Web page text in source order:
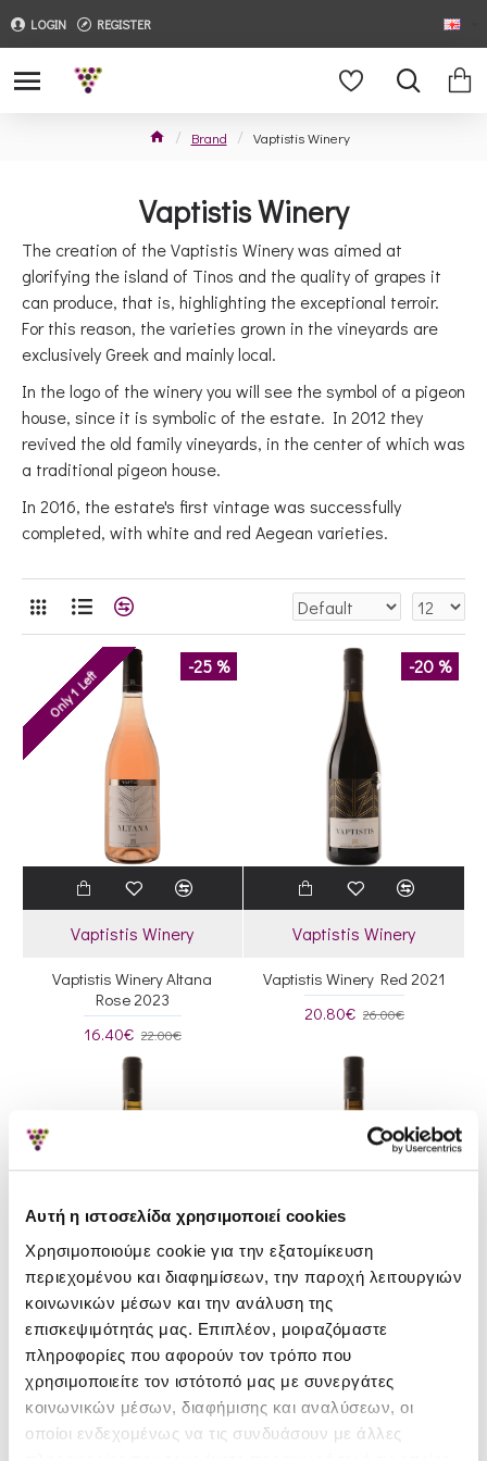
Αυτή η ιστοσελίδα χρησιμοποιεί cookies
Χρησιμοποιούμε cookie για την εξατομίκευση
περιεχομένου και διαφημίσεων, την παροχή λειτουργιών
κοινωνικών μέσων και την ανάλυση της
επισκεψιμότητάς μας. Επιπλέον, μοιραζόμαστε
πληροφορίες που αφορούν τον τρόπο που
χρησιμοποιείτε τον ιστότοπό μας με συνεργάτες
κοινωνικών μέσων, διαφήμισης και αναλύσεων, οι
οποίοι ενδεχομένως να τις συνδυάσουν με άλλες
LOGIN REGISTER
Brand Vaptistis Winery
Vaptistis Winery
The creation of the Vaptistis Winery was aimed at
glorifying the island of Tinos and the quality of grapes it
can produce, that is, highlighting the exceptional terroir.
For this reason, the varieties grown in the vineyards are
exclusively Greek and mainly local.
In the logo of the winery you will see the symbol of a pigeon
house, since it is symbolic of the estate. In 2012 they
revived the old family vineyards, in the center of which was
a traditional pigeon house.
In 2016, the estate's first vintage was successfully
completed, with white and red Aegean varieties.
-25 %
Only 1 Left
Vaptistis Winery
Vaptistis Winery Altana
Rose 2023
16.40€ 22.00€
-20 %
Vaptistis Winery
Vaptistis Winery Red 2021
20.80€ 26.00€
Vaptistis Winery
Vaptistis Winery White 2024
23.00€
23.50€
Vaptistis Winery
Vaptistis Winery Antara
2024
28.00€
28.99€